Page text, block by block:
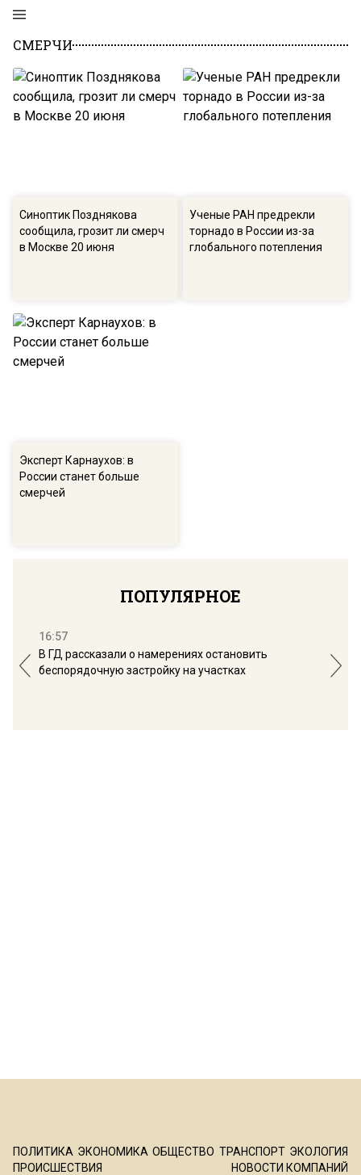
СМЕРЧИ
Синоптик Позднякова
сообщила, грозит ли смерч
в Москве 20 июня
Ученые РАН предрекли
торнадо в России из-за
глобального потепления
Эксперт Карнаухов: в
России станет больше
смерчей
ПОПУЛЯРНОЕ
16:57
В ГД рассказали о намерениях остановить
беспорядочную застройку на участках
ПОЛИТИКА ЭКОНОМИКА ОБЩЕСТВО ТРАНСПОРТ ЭКОЛОГИЯ
ПРОИСШЕСТВИЯ
НОВОСТИ КОМПАНИЙ